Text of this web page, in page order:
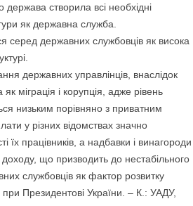
створила всі необхідні
як державна служба.
серед державних службовців як висока
державних управлінців, внаслідок
як міграція і корупція, адже рівень
низьким порівняно з приватним
у різних відомствах значно
їх працівників, а надбавки і винагороди
що призводить до нестабільного
службовців як фактор розвитку
Президентові України. – К.: УАДУ,